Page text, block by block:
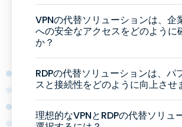
VPNの代替ソリューションは、企
への安全なアクセスをどのように
か？
RDPの代替ソリューションは、パ
スと接続性をどのように向上させ
理想的なVPNとRDPの代替ソリュ